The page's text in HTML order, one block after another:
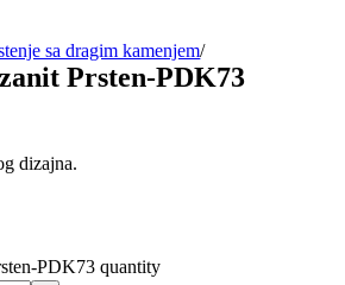
sa dragim kamenjem/
Prsten-PDK73
dizajna.
PDK73 quantity